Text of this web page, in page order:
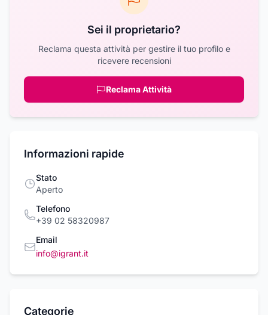
Sei il proprietario?
Reclama questa attività per gestire il tuo profilo e
ricevere recensioni
Reclama Attività
Informazioni rapide
Stato
Aperto
Telefono
+39 02 58320987
Email
info@igrant.it
Categorie